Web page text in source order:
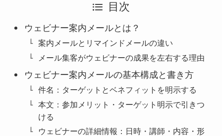
目次
ウェビナー案内メールとは？
案内メールとリマインドメールの違い
メール集客がウェビナーの成果を左右する理由
ウェビナー案内メールの基本構成と書き方
件名：ターゲットとベネフィットを明示する
本文：参加メリット・ターゲット明示で引きつ
ける
ウェビナーの詳細情報：日時・講師・内容・形